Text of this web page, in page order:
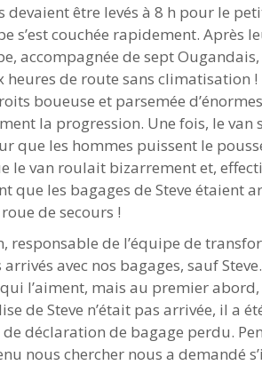
devaient être levés à 8 h pour le
s’est couchée rapidement.
accompagnée de sept
heures de route sans climatisation
boueuse et parsemée
la progression. Une fois, le van
que les hommes puissent le
le van roulait bizarrement et,
que les bagages de Steve étaient
de secours !
responsable de l’équipe de
avec nos bagages, sauf
l’aiment, mais au premier
de Steve n’était pas arrivée, il a
déclaration de bagage perdu.
nous chercher nous a demandé